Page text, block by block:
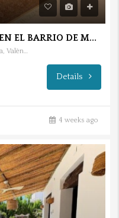
PISO TIPO LOFT DE DISEÑO EN EL BARRIO DE MONT-OLIVET
Calle de Vilafermosa, 27, 46006, València, València, España
Details
4 weeks ago